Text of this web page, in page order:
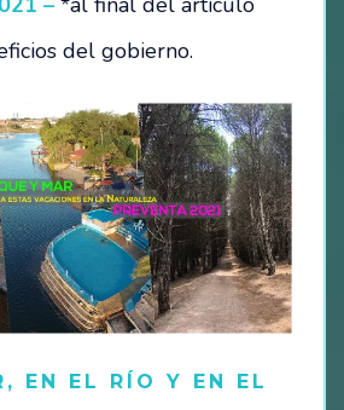
EQUIPO
del gobierno.
EN EL RÍO Y EN EL